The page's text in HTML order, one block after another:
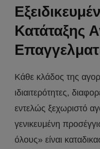
Κατάταξης
Κάθε κλάδος της
ιδιαιτερότητες,
εντελώς ξεχωριστό
γενικευμένη
όλους» είναι